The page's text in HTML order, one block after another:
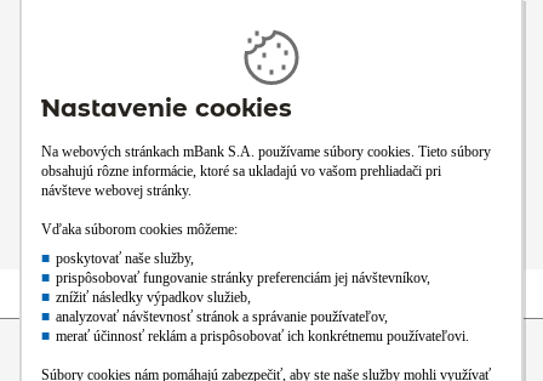
a vkladovým účtom a povolenému
prečerpaniu v mBank (účinné od 1. 6. 2026)
(1,463,9 KB, PDF)
PDF
Sadzobník poplatkov mBank (platný od 1. 6.
2026) (1,278,5 KB, PDF)
Prejsť na začiatok stránky
Preskočiť na začiatok obsahu
sieť lístok fondov